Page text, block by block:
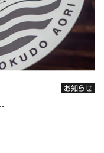
お知らせ